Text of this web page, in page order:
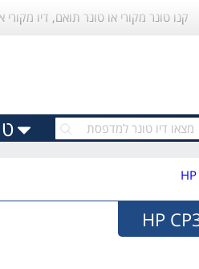
קנו טונר מקורי או טונר תואם, דיו